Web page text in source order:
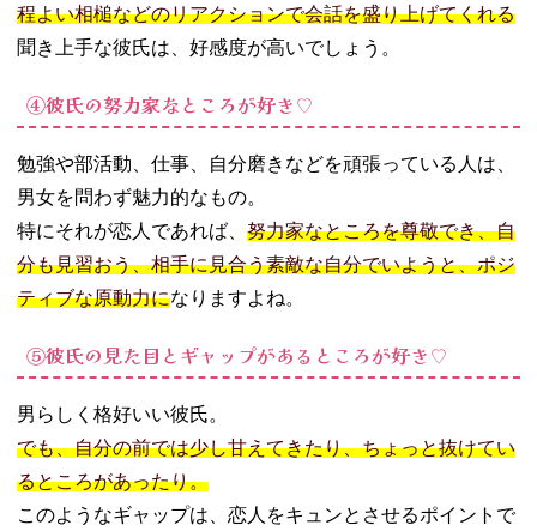
ところが好
き？」と彼氏に
答える？
− 性格を褒
める
− 表情を褒
める
− センスを
褒める
− 頑張って
を褒める
05. 彼氏の好きな
ところが分から
ない…、これっ
て問題？
06. 彼氏に好きな
ところを伝えて
程よい相槌などのリアクションで会話を盛り上げてくれる
聞き上手な彼氏は、好感度が高いでしょう。
④彼氏の努力家なところが好き♡
勉強や部活動、仕事、自分磨きなどを頑張っている人は、
男女を問わず魅力的なもの。
特にそれが恋人であれば、 努力家なところを尊敬でき、自
分も見習おう、相手に見合う素敵な自分でいようと、ポジ
ティブな原動力になりますよね。
⑤彼氏の見た目とギャップがあるところが好き♡
男らしく格好いい彼氏。
でも、自分の前では少し甘えてきたり、ちょっと抜けてい
るところがあったり。
このようなギャップは、恋人をキュンとさせるポイントで